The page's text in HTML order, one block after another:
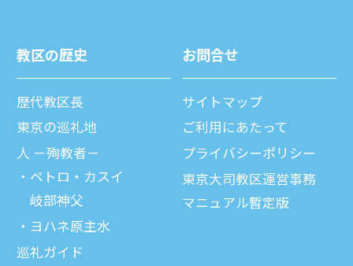
教区の歴史
歴代教区⻑
東京の巡礼地
⼈ －殉教者－
ペトロ・カスイ
岐部神父
ヨハネ原主水
巡礼ガイド
お問合せ
サイトマップ
ご利⽤にあたって
プライバシーポリシー
東京大司教区運営事務
マニュアル暫定版